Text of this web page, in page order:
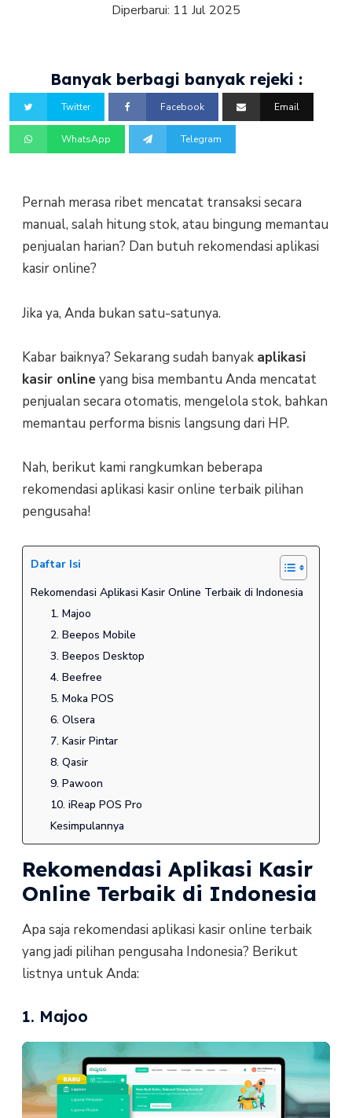
Diperbarui: 11 Jul 2025
Banyak berbagi banyak rejeki :
Twitter Facebook Email
WhatsApp Telegram
Pernah merasa ribet mencatat transaksi secara
manual, salah hitung stok, atau bingung memantau
penjualan harian? Dan butuh rekomendasi aplikasi
kasir online?
Jika ya, Anda bukan satu-satunya.
Kabar baiknya? Sekarang sudah banyak aplikasi
kasir onlineyang bisa membantu Anda mencatat
penjualan secara otomatis, mengelola stok, bahkan
memantau performa bisnis langsung dari HP.
Nah, berikut kami rangkumkan beberapa
rekomendasi aplikasi kasir online terbaik pilihan
pengusaha!
Daftar Isi
Rekomendasi Aplikasi Kasir Online Terbaik di Indonesia
1. Majoo
2. Beepos Mobile
3. Beepos Desktop
4. Beefree
5. Moka POS
6. Olsera
7. Kasir Pintar
8. Qasir
9. Pawoon
10. iReap POS Pro
Kesimpulannya
Rekomendasi Aplikasi Kasir
Online Terbaik di Indonesia
Apa saja rekomendasi aplikasi kasir online terbaik
yang jadi pilihan pengusaha Indonesia? Berikut
listnya untuk Anda:
1. Majoo